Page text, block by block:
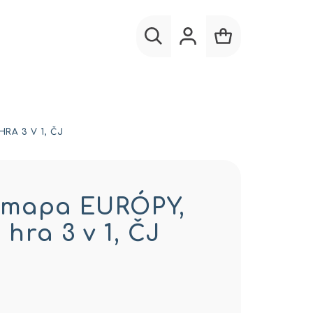
3 V 1, ČJ
EURÓPY,
3 v 1, ČJ